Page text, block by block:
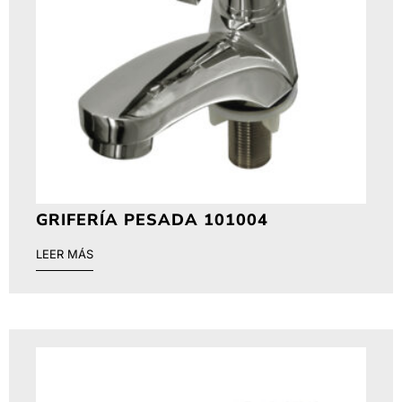
GRIFERÍA PESADA 101004
LEER MÁS